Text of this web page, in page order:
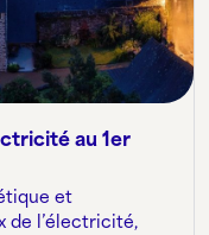
au 1er
et
de l’électricité,